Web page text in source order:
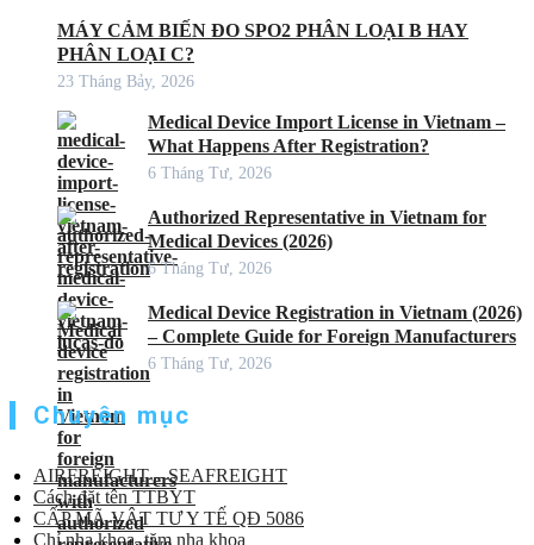
MÁY CẢM BIẾN ĐO SPO2 PHÂN LOẠI B HAY
PHÂN LOẠI C?
23 Tháng Bảy, 2026
Medical Device Import License in Vietnam –
What Happens After Registration?
6 Tháng Tư, 2026
Authorized Representative in Vietnam for
Medical Devices (2026)
6 Tháng Tư, 2026
Medical Device Registration in Vietnam (2026)
– Complete Guide for Foreign Manufacturers
6 Tháng Tư, 2026
Chuyên mục
AIRFREIGHT – SEAFREIGHT
Cách đặt tên TTBYT
CẤP MÃ VẬT TƯ Y TẾ QĐ 5086
Chỉ nha khoa, tăm nha khoa